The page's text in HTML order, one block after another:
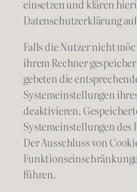
einsetzen und klären
Datenschutzerklärung
Falls die Nutzer nicht
ihrem Rechner
gebeten die
Systemeinstellungen
deaktivieren.
Systemeinstellungen des
Der Ausschluss von
führen.